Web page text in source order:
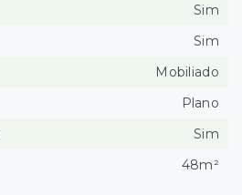
Sim
Sim
Mobiliado
Plano
Sim
48m²